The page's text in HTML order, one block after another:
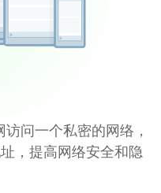
问一个私密的网络，
，提高网络安全和隐